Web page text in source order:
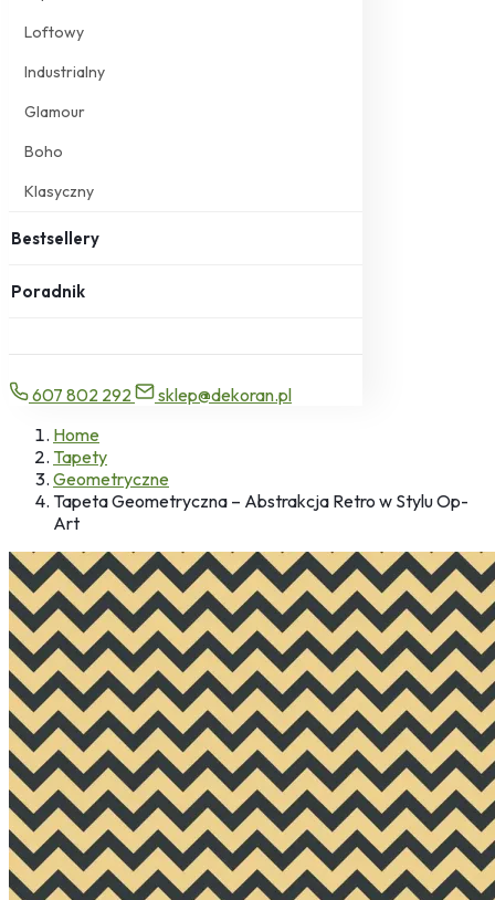
Loftowy
Industrialny
Glamour
Boho
Klasyczny
Bestsellery
Poradnik
607 802 292
sklep@dekoran.pl
Home
Tapety
Geometryczne
Tapeta Geometryczna – Abstrakcja Retro w Stylu Op-
Art